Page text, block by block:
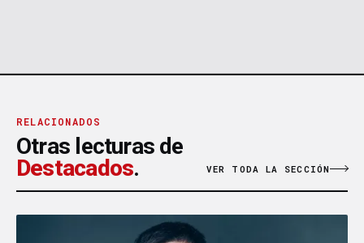
RELACIONADOS
Otras lecturas de
Destacados. VER TODA LA SECCIÓN